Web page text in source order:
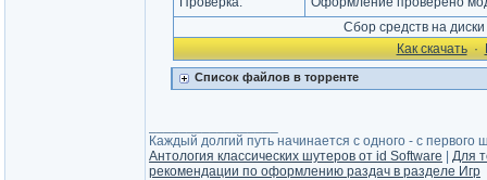
Сбор средств на
Как cкачать·
Список файлов в торренте
Каждый долгий путь начинается с одного - с первого
Антология классических шутеров от id Software
Для
рекомендации по оформлению раздач в разделе Игр